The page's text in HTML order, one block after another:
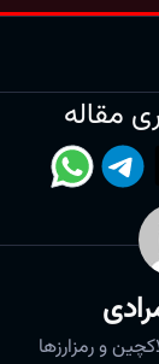
مقاله
و رمزارزها